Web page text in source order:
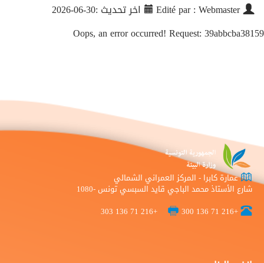
Edité par : Webmaster
اخر تحديث :30-06-2026
Oops, an error occurred! Request: 39abbcba38159
عمارة كابرا - المركز العمراني الشمالي
شارع الأستاذ محمد الباجي قايد السبسي تونس -1080
+216 71 136 300
+216 71 136 303